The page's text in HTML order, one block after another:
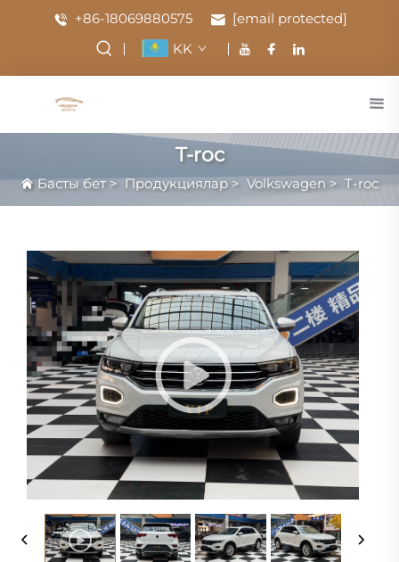
+86-18069880575
[email protected]
KK
T-roc
Басты бет> Продукциялар > Volkswagen > T-roc